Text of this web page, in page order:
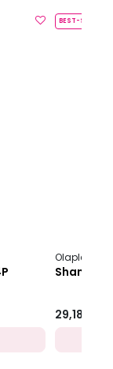
BEST-SELLER
Olaplex
29,18 €